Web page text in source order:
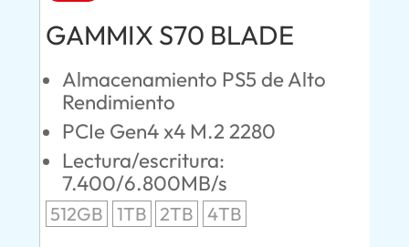
GAMMIX S70 BLADE
Almacenamiento PS5 de Alto
Rendimiento
PCIe Gen4 x4 M.2 2280
Lectura/escritura:
7.400/6.800MB/s
512GB 1TB 2TB 4TB